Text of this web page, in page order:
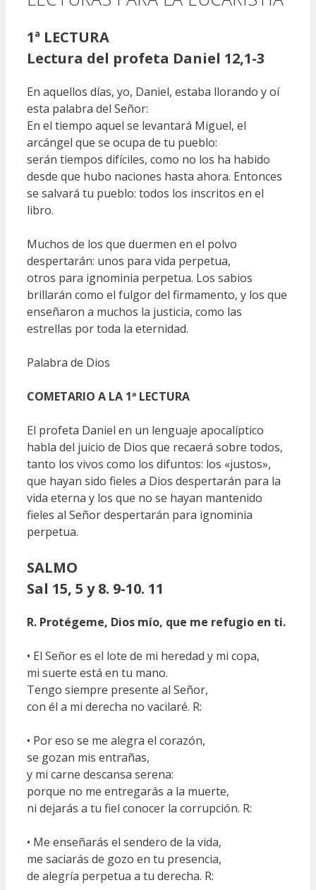
1ª LECTURA
Lectura del profeta Daniel 12,1-3
En aquellos días, yo, Daniel, estaba llorando y oí
esta palabra del Señor:
En el tiempo aquel se levantará Miguel, el
arcángel que se ocupa de tu pueblo:
serán tiempos difíciles, como no los ha habido
desde que hubo naciones hasta ahora. Entonces
se salvará tu pueblo: todos los inscritos en el
libro.
Muchos de los que duermen en el polvo
despertarán: unos para vida perpetua,
otros para ignominia perpetua. Los sabios
brillarán como el fulgor del firmamento, y los que
enseñaron a muchos la justicia, como las
estrellas por toda la eternidad.
Palabra de Dios
COMETARIO A LA 1ª LECTURA
El profeta Daniel en un lenguaje apocalíptico
habla del juicio de Dios que recaerá sobre todos,
tanto los vivos como los difuntos: los «justos»,
que hayan sido fieles a Dios despertarán para la
vida eterna y los que no se hayan mantenido
fieles al Señor despertarán para ignominia
perpetua.
SALMO
Sal 15, 5 y 8. 9-10. 11
R. Protégeme, Dios mío, que me refugio en ti.
• El Señor es el lote de mi heredad y mi copa,
mi suerte está en tu mano.
Tengo siempre presente al Señor,
con él a mi derecha no vacilaré. R:
• Por eso se me alegra el corazón,
se gozan mis entrañas,
y mi carne descansa serena:
porque no me entregarás a la muerte,
ni dejarás a tu fiel conocer la corrupción. R:
• Me enseñarás el sendero de la vida,
me saciarás de gozo en tu presencia,
de alegría perpetua a tu derecha. R: